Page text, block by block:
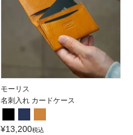
モーリス
名刺入れ カードケース
¥13,200税込